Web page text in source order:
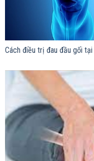
Cách điều trị đau đầu gối